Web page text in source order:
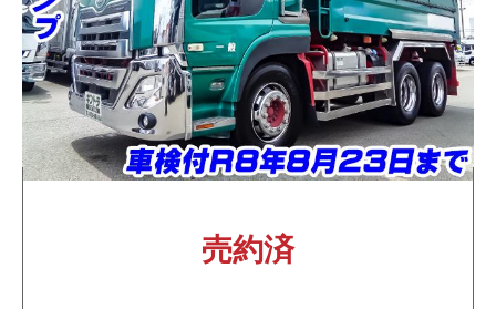
売約済